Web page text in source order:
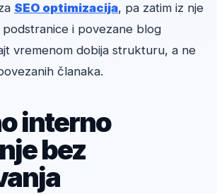
SEO optimizacija, pa zatim iz nje
i povezane blog
vremenom dobija strukturu, a ne
članaka.
interno
bez